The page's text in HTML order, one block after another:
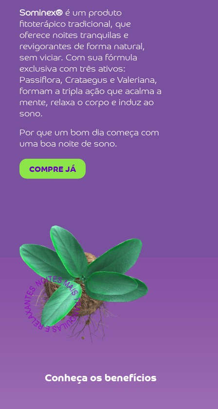
Sominex® é um produto
fitoterápico tradicional, que
oferece noites tranquilas e
revigorantes de forma natural,
sem viciar. Com sua fórmula
exclusiva com três ativos:
Passiflora, Crataegus e Valeriana,
formam a tripla ação que acalma a
mente, relaxa o corpo e induz ao
sono.
Por que um bom dia começa com
uma boa noite de sono.
COMPRE JÁ
Conheça os benefícios